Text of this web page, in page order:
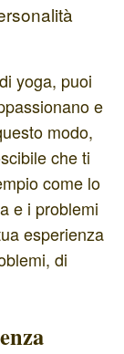
yoga, puoi
e
modo,
che ti
come lo
e i problemi
esperienza
di